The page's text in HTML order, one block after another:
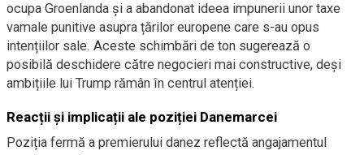
ocupa Groenlanda și a abandonat ideea impunerii unor taxe
vamale punitive asupra țărilor europene care s-au opus
intențiilor sale. Aceste schimbări de ton sugerează o
posibilă deschidere către negocieri mai constructive, deși
ambițiile lui Trump rămân în centrul atenției.
Reacții și implicații ale poziției Danemarcei
Poziția fermă a premierului danez reflectă angajamentul